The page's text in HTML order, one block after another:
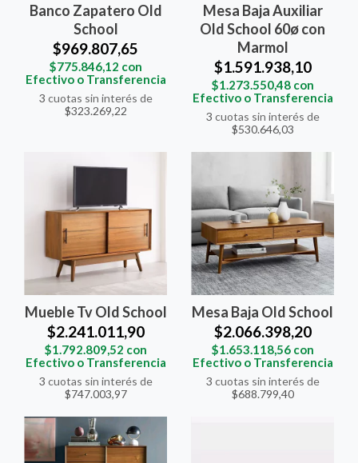
Banco Zapatero Old
School
$969.807,65
$775.846,12 con
Efectivo o Transferencia
3 cuotas sin interés de
$323.269,22
Mesa Baja Auxiliar
Old School 60ø con
Marmol
$1.591.938,10
$1.273.550,48 con
Efectivo o Transferencia
3 cuotas sin interés de
$530.646,03
Mueble Tv Old School
$2.241.011,90
$1.792.809,52 con
Efectivo o Transferencia
3 cuotas sin interés de
$747.003,97
Mesa Baja Old School
$2.066.398,20
$1.653.118,56 con
Efectivo o Transferencia
3 cuotas sin interés de
$688.799,40